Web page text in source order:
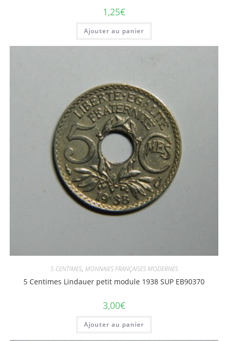
1,25€
Ajouter au panier
5 CENTIMES, MONNAIES FRANÇAISES MODERNES
5 Centimes Lindauer petit module 1938 SUP EB90370
3,00€
Ajouter au panier